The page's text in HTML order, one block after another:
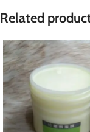
Related